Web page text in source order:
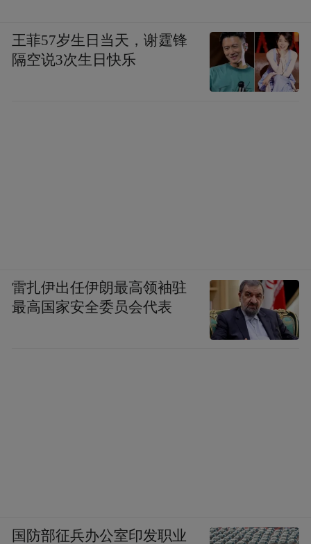
王菲57岁生日当天，谢霆锋
隔空说3次生日快乐
雷扎伊出任伊朗最高领袖驻
最高国家安全委员会代表
国防部征兵办公室印发职业